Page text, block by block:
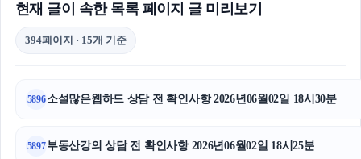
현재 글이 속한 목록 페이지 글 미리보기
394페이지 · 15개 기준
5896소설많은웹하드 상담 전 확인사항 2026년06월02일 18시30분
5897부동산강의 상담 전 확인사항 2026년06월02일 18시25분